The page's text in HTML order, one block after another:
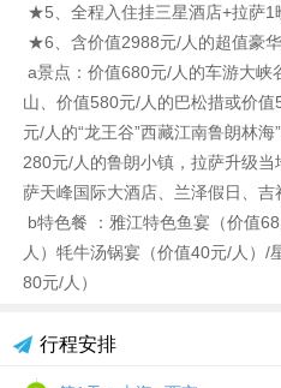
★5、全程入住挂三星酒店+拉萨1
★6、含价值2988元/人的超值豪华
a景点：价值680元/人的车游大峡
山、价值580元/人的巴松措或价
元/人的“龙王谷”西藏江南鲁朗林
280元/人的鲁朗小镇，拉萨升级
萨天峰国际大酒店、兰泽假日、吉
b特色餐 ：雅江特色鱼宴（价值
人）牦牛汤锅宴（价值40元/人）/
80元/人）
行程安排